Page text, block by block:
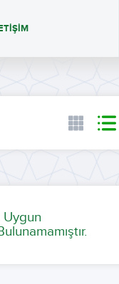
Uygun